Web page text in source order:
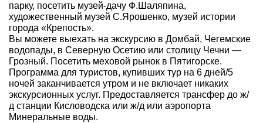
парку, посетить музей-дачу Ф.Шаляпина,
художественный музей С.Ярошенко, музей истории
города «Крепость».
Вы можете выехать на экскурсию в Домбай, Чегемские
водопады, в Северную Осетию или столицу Чечни —
Грозный. Посетить меховой рынок в Пятигорске.
Программа для туристов, купивших тур на 6 дней/5
ночей заканчивается утром и не включает никаких
экскурсионных услуг. Предоставляется трансфер до ж/
д станции Кисловодска или ж/д или аэропорта
Минеральные воды.